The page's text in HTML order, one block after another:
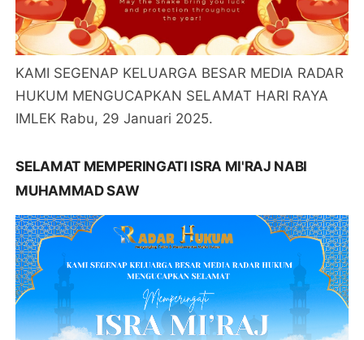
KAMI SEGENAP KELUARGA BESAR MEDIA RADAR
HUKUM MENGUCAPKAN SELAMAT HARI RAYA
IMLEK Rabu, 29 Januari 2025.
SELAMAT MEMPERINGATI ISRA MI'RAJ NABI
MUHAMMAD SAW